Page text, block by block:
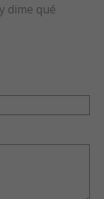
dime qué